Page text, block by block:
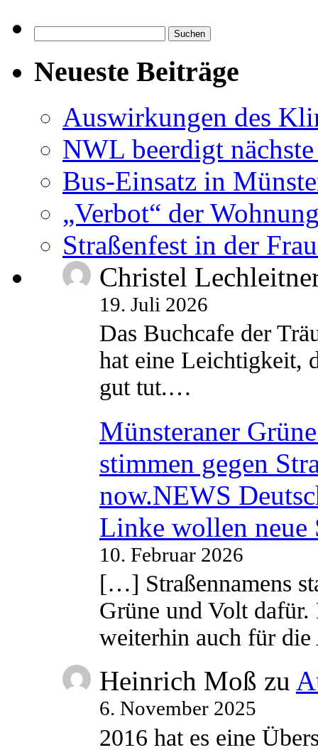
nach:
Neueste Beiträge
Auswirkungen des
NWL beerdigt
Bus-Einsatz in
„Verbot“ der
Straßenfest in der
Christel
19. Juli 2026
Das Buchcafe der
hat eine Leichtigkeit,
gut tut.…
Münsteraner
stimmen gegen
now.NEWS
Linke wollen neue
10. Februar 2026
[…] Straßennamens
Grüne und Volt
weiterhin auch für
Heinrich Moß zu
6. November 2025
2016 hat es eine